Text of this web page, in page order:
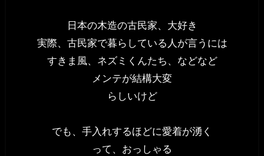
日本の木造の古民家、大好き
実際、古民家で暮らしている人が言うには
すきま風、ネズミくんたち、などなど
メンテが結構大変
らしいけど
でも、手入れするほどに愛着が湧く
って、おっしゃる